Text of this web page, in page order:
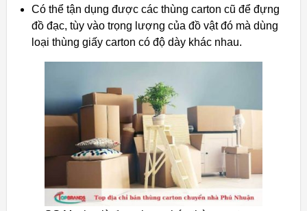
Có thể tận dụng được các thùng carton cũ để đựng
đồ đạc, tùy vào trọng lượng của đồ vật đó mà dùng
loại thùng giấy carton có độ dày khác nhau.